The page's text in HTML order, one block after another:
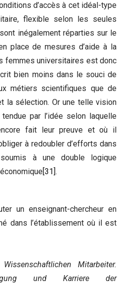
d’accès à cet idéal-type
flexible selon les seules
inégalement réparties sur le
place de mesures d’aide à la
femmes universitaires est donc
bien moins dans le souci de
métiers scientifiques que de
la sélection. Or une telle vision
par l’idée selon laquelle
fait leur preuve et où il
à redoubler d’efforts dans
à une double logique
[31] .
un enseignant-chercheur en
dans l’établissement où il est
Mitarbeiter.
und Karriere der